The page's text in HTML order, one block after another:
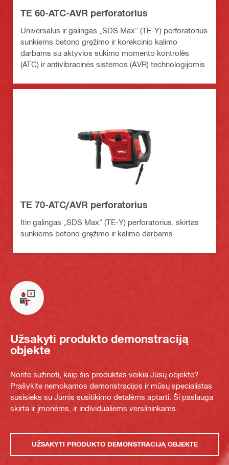
TE 60-ATC-AVR perforatorius
Universalus ir galingas „SDS Max“ (TE-Y) perforatorius
sunkiems betono gręžimo ir korekcinio kalimo
darbams su aktyvios sukimo momento kontrolės
(ATC) ir antivibracinės sistemos (AVR) technologijomis
TE 70-ATC/AVR perforatorius
Itin galingas „SDS Max“ (TE-Y) perforatorius, skirtas
sunkiems betono gręžimo ir kalimo darbams
Užsakyti produkto demonstraciją
objekte
Norite sužinoti, kaip šis produktas veikia Jūsų objekte?
Prašykite nemokamos demonstracijos ir mūsų specialistas
susisieks su Jumis susitikimo detalėms aptarti. Ši paslauga
skirta ir įmonėms, ir individualiems verslininkams.
UŽSAKYTI PRODUKTO DEMONSTRACIJĄ OBJEKTE